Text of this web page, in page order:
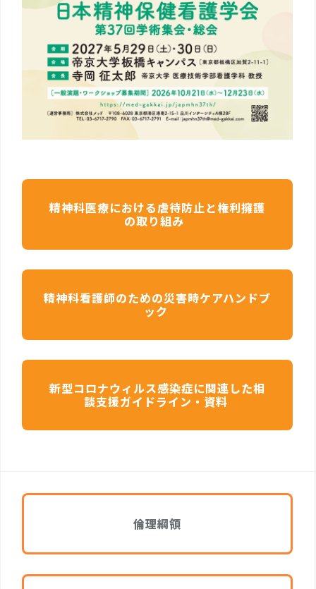
精神科医療における虐待防止と権利擁護
の取り組み
精神科看護師のための災害時ケアハンドブ
ック
新型コロナウィルス感染症に関連した相
談支援ガイドライン・資料
倫理綱領